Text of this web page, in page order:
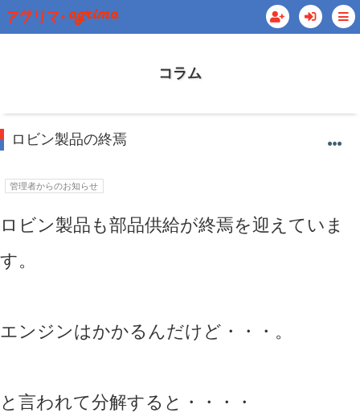
コラム
ロビン製品の終焉
管理者からのお知らせ
ロビン製品も部品供給が終焉を迎えていま
す。
エンジンはかかるんだけど・・・。
と言われて分解すると・・・・